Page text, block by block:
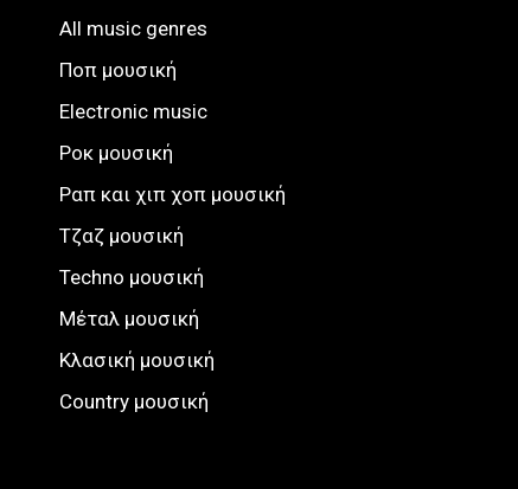
All music genres
Ποπ μουσική
Electronic music
Ροκ μουσική
Ραπ και χιπ χοπ μουσική
Τζαζ μουσική
Techno μουσική
Μέταλ μουσική
Κλασική μουσική
Country μουσική